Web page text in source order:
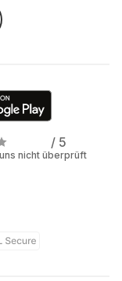
/ 5
nicht überprüft